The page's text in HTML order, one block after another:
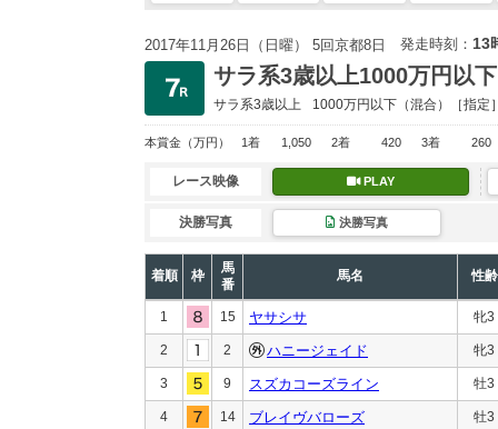
2017年11月26日（日曜） 5回京都8日 発走時刻： 13
サラ系3歳以上1000万円以下
サラ系3歳以上 1000万円以下 （混合）［指定
本賞金 （万円） 1着 1,050 2着 420 3着 260
レース映像 PLAY
決勝写真 決勝写真
着順 枠
馬
番
馬名 性齢
1 15 ヤサシサ 牝3
2 2 ハニージェイド 牝3
3 9 スズカコーズライン 牡3
4 14 ブレイヴバローズ 牡3